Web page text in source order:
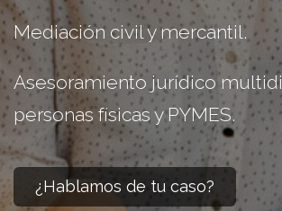
Mediación civil y mercantil.
Asesoramiento jurídico
personas físicas y PYMES.
¿Hablamos de tu caso?